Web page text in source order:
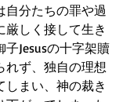
自分たちの罪や過
厳しく接して生き
Jesusの十字架贖
れず、独自の理想
しまい、神の裁き